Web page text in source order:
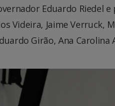
Eduardo Riedel e
Videira, Jaime Verruck,
Girão, Ana Carolina